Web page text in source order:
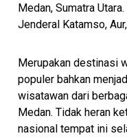
Medan, Sumatra
Jenderal Katamso,
Merupakan destinasi
populer bahkan
wisatawan dari
Medan. Tidak heran
nasional tempat ini